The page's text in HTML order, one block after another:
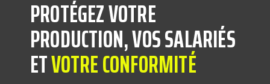
SECTEURS
INNOVEO
PROTÉGEZ VOTRE
PRODUCTION, VOS SALARIÉS
ETVOTRE CONFORMITÉ